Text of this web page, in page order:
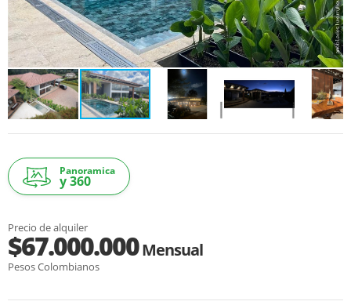
Panoramica
y 360
Precio de alquiler
$67.000.000Mensual
Pesos Colombianos